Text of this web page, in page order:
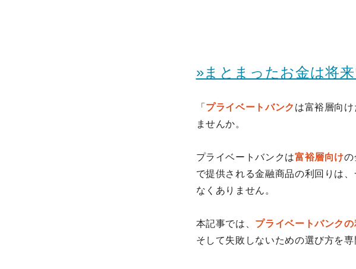
»まとまったお金は将
「 プライベートバンク は富裕層向
ませんか。
プライベートバンクは富裕層向けの
で提供される金融商品の利回りは
なくありません。
本記事では、 プライベートバンク
そして失敗しないための選び方を専